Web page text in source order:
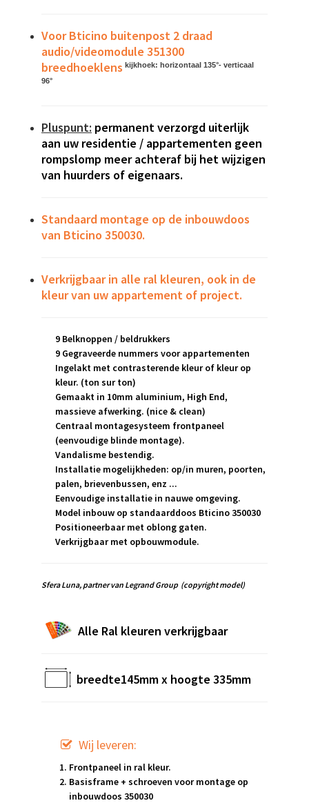
Voor Bticino buitenpost 2 draad
audio/videomodule 351300
breedhoeklens kijkhoek: horizontaal 135°- verticaal
96°
Pluspunt: permanent verzorgd uiterlijk
aan uw residentie / appartementen geen
rompslomp meer achteraf bij het wijzigen
van huurders of eigenaars.
Standaard montage op de inbouwdoos
van Bticino 350030.
Verkrijgbaar in alle ral kleuren, ook in de
kleur van uw appartement of project.
9 Belknoppen / beldrukkers
9 Gegraveerde nummers voor appartementen
Ingelakt met contrasterende kleur of kleur op
kleur. (ton sur ton)
Gemaakt in 10mm aluminium, High End,
massieve afwerking. (nice & clean)
Centraal montagesysteem frontpaneel
(eenvoudige blinde montage).
Vandalisme bestendig.
Installatie mogelijkheden: op/in muren, poorten,
palen, brievenbussen, enz ...
Eenvoudige installatie in nauwe omgeving.
Model inbouw op standaarddoos Bticino 350030
Positioneerbaar met oblong gaten.
Verkrijgbaar met opbouwmodule.
Sfera Luna, partner van Legrand Group (copyright model)
Alle Ral kleuren verkrijgbaar
breedte145mm x hoogte 335mm
Wij leveren:
Frontpaneel in ral kleur.
Basisframe + schroeven voor montage op
inbouwdoos 350030